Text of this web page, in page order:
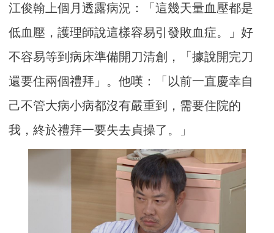
江俊翰上個月透露病況：「這幾天量血壓都是
低血壓，護理師說這樣容易引發敗血症。」好
不容易等到病床準備開刀清創，「據說開完刀
還要住兩個禮拜」。他嘆：「以前一直慶幸自
己不管大病小病都沒有嚴重到，需要住院的
我，終於禮拜一要失去貞操了。」